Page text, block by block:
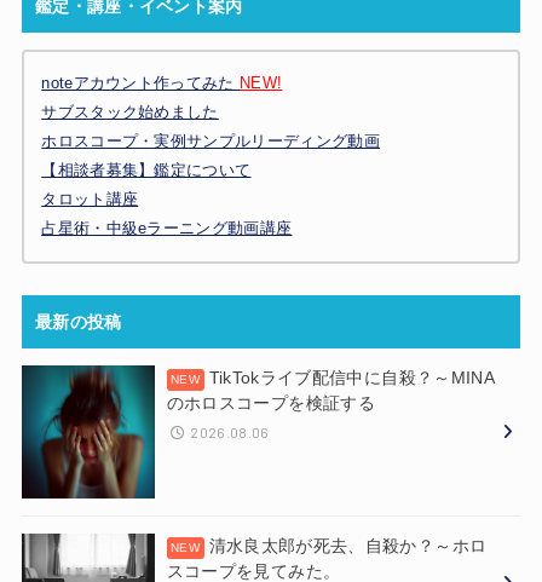
鑑定・講座・イベント案内
noteアカウント作ってみた NEW!
サブスタック始めました
ホロスコープ・実例サンプルリーディング動画
【相談者募集】鑑定について
タロット講座
占星術・中級eラーニング動画講座
最新の投稿
TikTokライブ配信中に自殺？～MINA
のホロスコープを検証する
2026.08.06
清水良太郎が死去、自殺か？～ホロ
スコープを見てみた。